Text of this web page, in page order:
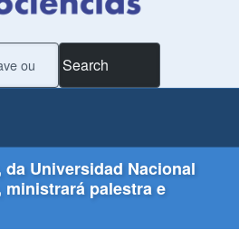
Universidad Nacional
palestra e